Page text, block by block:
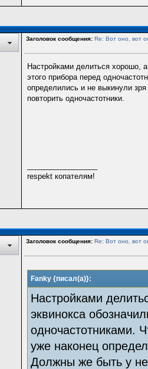
Заголовок сообщения: Re: Вот оно, вот
Настройками делиться хорошо,
этого прибора перед
определились и не выкинули
повторить одночастотники.
respekt копателям!
Заголовок сообщения: Re: Вот оно, вот
Fanky {писал(а)}:
Настройками
эквинокса
одночастотниками.
уже наконец
Должны же быть у